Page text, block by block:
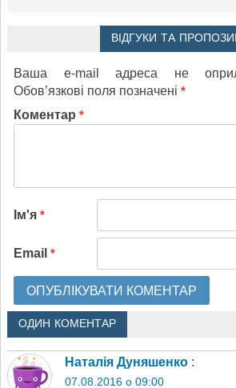
ВІДГУКИ ТА
Ваша e-mail адреса не
Обов’язкові поля позначені *
Коментар *
Ім'я *
Email *
ОДИН КОМЕНТАР
Наталія Дуняшенко :
07.08.2016 о 09:00